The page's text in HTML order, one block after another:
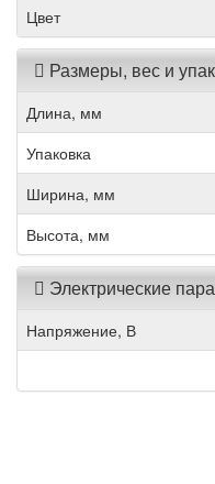
Цвет
Размеры, вес и
Длина, мм
Упаковка
Ширина, мм
Высота, мм
Электрические
Напряжение, В